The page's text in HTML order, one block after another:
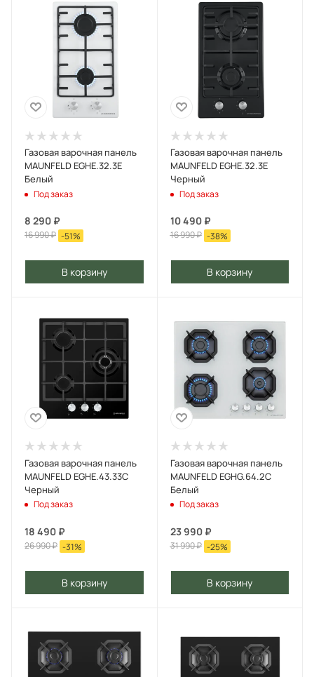
Газовая варочная панель
MAUNFELD EGHE.32.3E
Белый
Под заказ
8 290 ₽
16 990₽ -51%
В корзину
Газовая варочная панель
MAUNFELD EGHE.32.3E
Черный
Под заказ
10 490₽
16 990₽ -38%
В корзину
Газовая варочная панель
MAUNFELD EGHE.43.33C
Черный
Под заказ
18 490 ₽
26 990₽ -31%
В корзину
Газовая варочная панель
MAUNFELD EGHG.64.2C
Белый
Под заказ
23 990₽
31 990₽ -25%
В корзину